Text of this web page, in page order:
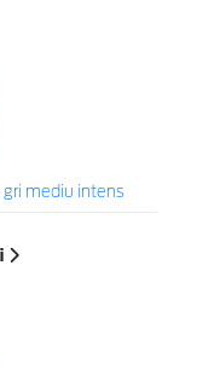
gri mediu intens